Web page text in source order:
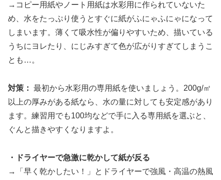
→コピー用紙やノート用紙は水彩用に作られていないた
め、水をたっぷり使うとすぐに紙がふにゃふにゃになって
しまいます。薄くて吸水性が偏りやすいため、描いている
うちにヨレたり、にじみすぎて色が広がりすぎてしまうこ
とも…。
対策： 最初から水彩用の専用紙を使いましょう。200g/㎡
以上の厚みがある紙なら、水の量に対しても安定感があり
ます。練習用でも100均などで手に入る専用紙を選ぶと、
ぐんと描きやすくなりますよ。
・ドライヤーで急激に乾かして紙が反る
→「早く乾かしたい！」とドライヤーで強風・高温の熱風